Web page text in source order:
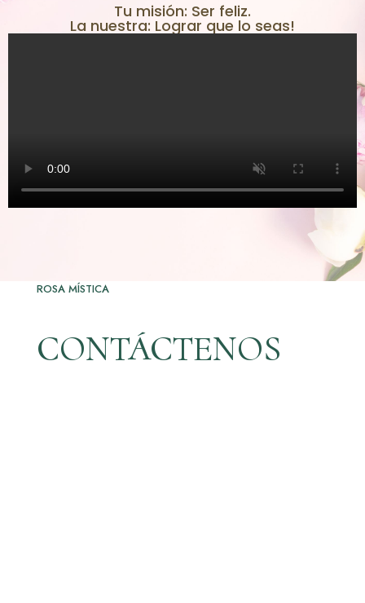
Tu misión: Ser feliz.
La nuestra: Lograr que lo seas!
ROSA MÍSTICA
CONTÁCTENOS